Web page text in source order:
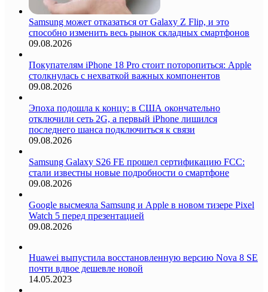
Samsung может отказаться от Galaxy Z Flip, и это
способно изменить весь рынок складных смартфонов
09.08.2026
Покупателям iPhone 18 Pro стоит поторопиться: Apple
столкнулась с нехваткой важных компонентов
09.08.2026
Эпоха подошла к концу: в США окончательно
отключили сеть 2G, а первый iPhone лишился
последнего шанса подключиться к связи
09.08.2026
Samsung Galaxy S26 FE прошел сертификацию FCC:
стали известны новые подробности о смартфоне
09.08.2026
Google высмеяла Samsung и Apple в новом тизере Pixel
Watch 5 перед презентацией
09.08.2026
Huawei выпустила восстановленную версию Nova 8 SE
почти вдвое дешевле новой
14.05.2023